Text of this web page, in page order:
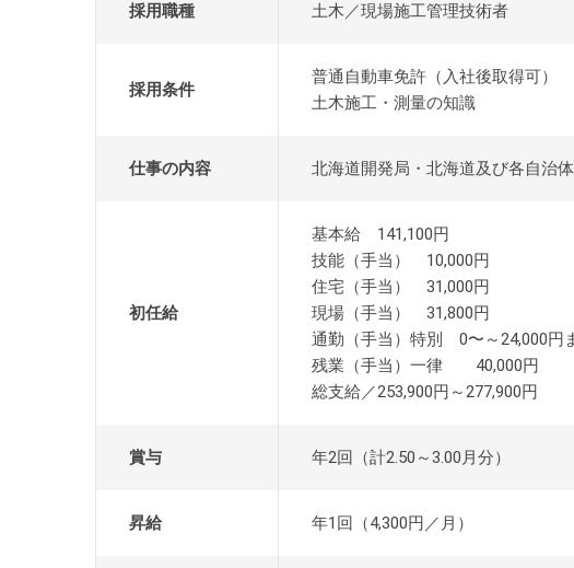
採用職種 土木／現場施工管理技術者
採用条件
普通自動車免許（入社後取得可）
土木施工・測量の知識
仕事の内容 北海道開発局・北海道及び各自治
初任給
基本給 141,100円
技能（手当） 10,000円
住宅（手当） 31,000円
現場（手当） 31,800円
通勤（手当）特別 0〜～24,000円
残業（手当）一律 40,000円
総支給／253,900円～277,900円
賞与 年2回（計2.50～3.00月分）
昇給 年1回（4,300円／月）